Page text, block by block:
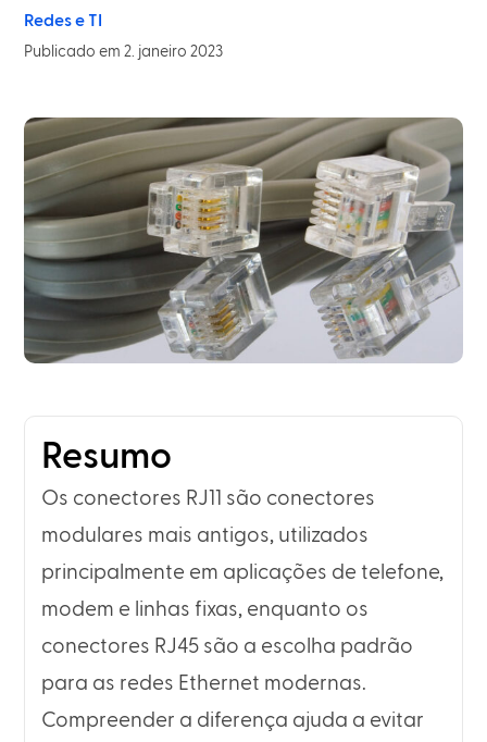
Redes e TI
Publicado em 2. janeiro 2023
Resumo
Os conectores RJ11 são conectores
modulares mais antigos, utilizados
principalmente em aplicações de telefone,
modem e linhas fixas, enquanto os
conectores RJ45 são a escolha padrão
para as redes Ethernet modernas.
Compreender a diferença ajuda a evitar